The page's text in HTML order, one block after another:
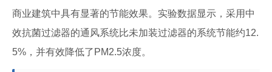
商业建筑中具有显著的节能效果。实验数据显示，采用中
效抗菌过滤器的通风系统比未加装过滤器的系统节能约12.
5%，并有效降低了PM2.5浓度。